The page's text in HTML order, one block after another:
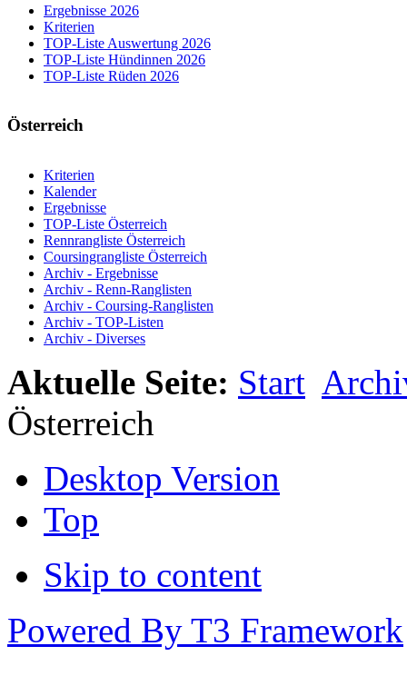
Ergebnisse 2026
Kriterien
TOP-Liste Auswertung 2026
TOP-Liste Hündinnen 2026
TOP-Liste Rüden 2026
Österreich
Kriterien
Kalender
Ergebnisse
TOP-Liste Österreich
Rennrangliste Österreich
Coursingrangliste Österreich
Archiv - Ergebnisse
Archiv - Renn-Ranglisten
Archiv - Coursing-Ranglisten
Archiv - TOP-Listen
Archiv - Diverses
Aktuelle Seite: Start
Österreich
Desktop Version
Top
Skip to content
Powered By T3 Framework